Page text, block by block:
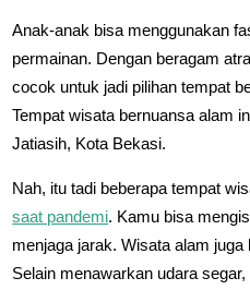
Anak-anak bisa menggunakan
permainan. Dengan beragam
cocok untuk jadi pilihan tempat
Tempat wisata bernuansa alam
Jatiasih, Kota Bekasi.
Nah, itu tadi beberapa tempat
saat pandemi. Kamu bisa
menjaga jarak. Wisata alam
Selain menawarkan udara